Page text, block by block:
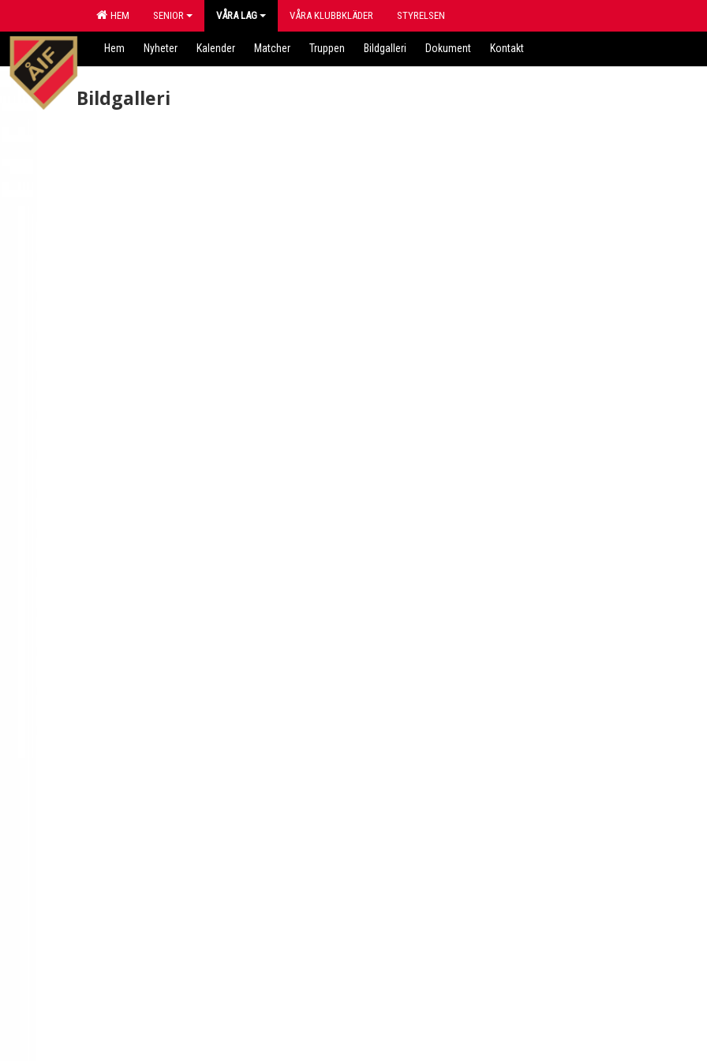
HEM SENIOR VÅRA LAG VÅRA KLUBBKLÄDER STYRELSEN
Hem Nyheter Kalender Matcher Truppen Bildgalleri Dokument Kontakt
Bildgalleri